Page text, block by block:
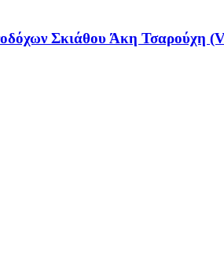
Σκιάθου Άκη Τσαρούχη